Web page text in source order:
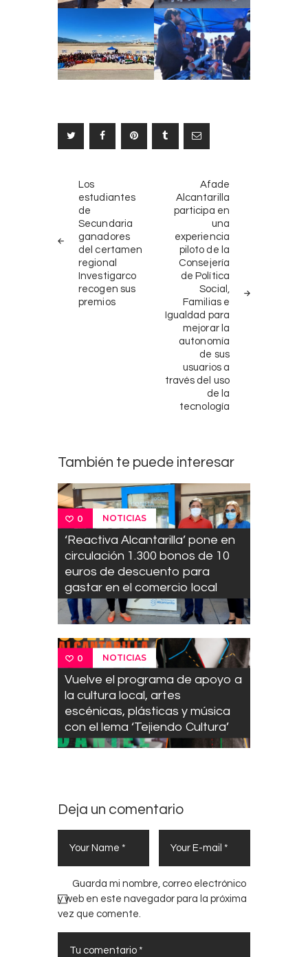
Navegación
entradas
NOTICIAS
ANTERIORES
Los
estudiantes
de
Secundaria
ganadores
del certamen
regional
Investigarco
recogen sus
premios
Afade
Alcantarilla
participa en
una
experiencia
piloto de la
Consejería
de Política
Social,
Familias e
Igualdad para
mejorar la
autonomía
de sus
usuarios a
través del uso
de la
tecnología
También te puede interesar
0 NOTICIAS
‘Reactiva Alcantarilla’ pone en
circulación 1.300 bonos de 10
euros de descuento para
gastar en el comercio local
0 NOTICIAS
Vuelve el programa de apoyo a
la cultura local, artes
escénicas, plásticas y música
con el lema ‘Tejiendo Cultura’
Deja un comentario
Guarda mi nombre, correo electrónico
y web en este navegador para la próxima
vez que comente.